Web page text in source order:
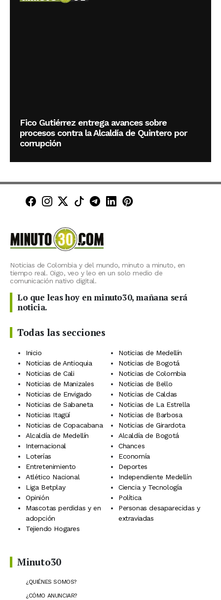
Fico Gutiérrez entrega avances sobre
procesos contra la Alcaldía de Quintero por
corrupción
Minuto30 en Facebook
Minuto30 en Instagram
Minuto30 en X (Twitter)
Minuto30 en TikTok
Canal de Minuto30 en
Minuto30 en LinkedIn
Minuto30 en
Noticias de Colombia y del mundo, minuto a minuto, en
tiempo real. Oigo, veo y leo en un solo medio de
comunicación nativo digital.
Lo que leas hoy en minuto30, mañana será
noticia.
Todas las secciones
Inicio
Noticias de Medellín
Noticias de Antioquia
Noticias de Bogotá
Noticias de Cali
Noticias de Colombia
Noticias de Manizales
Noticias de Bello
Noticias de Envigado
Noticias de Caldas
Noticias de Sabaneta
Noticias de La Estrella
Noticias Itagüí
Noticias de Barbosa
Noticias de Copacabana
Noticias de Girardota
Alcaldía de Medellín
Alcaldía de Bogotá
Internacional
Chances
Loterías
Economía
Entretenimiento
Deportes
Atlético Nacional
Independiente Medellín
Liga Betplay
Ciencia y Tecnología
Opinión
Política
Mascotas perdidas y en
adopción
Personas desaparecidas y
extraviadas
Tejiendo Hogares
Minuto30
¿QUIÉNES SOMOS?
¿CÓMO ANUNCIAR?